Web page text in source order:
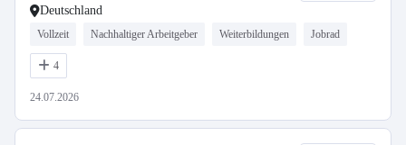
Deutschland
Vollzeit Nachhaltiger Arbeitgeber Weiterbildungen Jobrad
4
24.07.2026